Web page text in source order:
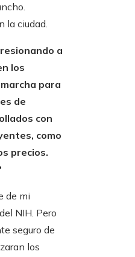
la ciudad.
a
los
para
de
con
como
precios.
de mi
NIH. Pero
seguro de
los